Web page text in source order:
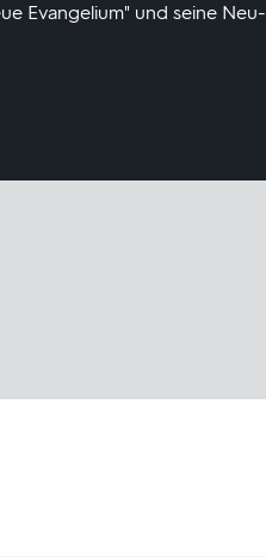
Evangelium" und seine Neu-